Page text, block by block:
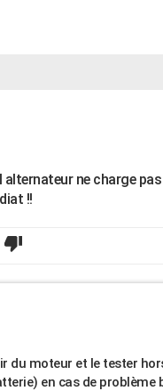
alternateur ne charge
!!
du moteur et le tester
en cas de